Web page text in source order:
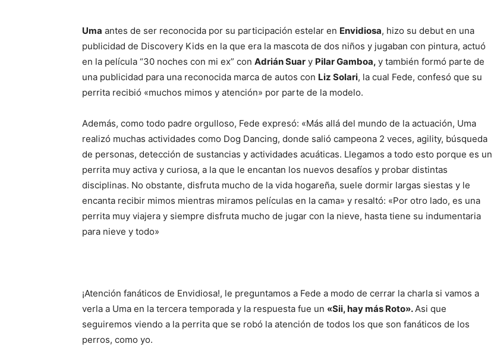
Uma antes de ser reconocida por su participación estelar en Envidiosa, hizo su debut en una
publicidad de Discovery Kids en la que era la mascota de dos niños y jugaban con pintura, actuó
en la película “30 noches con mi ex” con Adrián Suar y Pilar Gamboa, y también formó parte de
una publicidad para una reconocida marca de autos con Liz Solari, la cual Fede, confesó que su
perrita recibió «muchos mimos y atención» por parte de la modelo.
Además, como todo padre orgulloso, Fede expresó: «Más allá del mundo de la actuación, Uma
realizó muchas actividades como Dog Dancing, donde salió campeona 2 veces, agility, búsqueda
de personas, detección de sustancias y actividades acuáticas. Llegamos a todo esto porque es un
perrita muy activa y curiosa, a la que le encantan los nuevos desafíos y probar distintas
disciplinas. No obstante, disfruta mucho de la vida hogareña, suele dormir largas siestas y le
encanta recibir mimos mientras miramos películas en la cama» y resaltó: «Por otro lado, es una
perrita muy viajera y siempre disfruta mucho de jugar con la nieve, hasta tiene su indumentaria
para nieve y todo»
¡Atención fanáticos de Envidiosa!, le preguntamos a Fede a modo de cerrar la charla si vamos a
verla a Uma en la tercera temporada y la respuesta fue un «Sii, hay más Roto».Asi que
seguiremos viendo a la perrita que se robó la atención de todos los que son fanáticos de los
perros, como yo.